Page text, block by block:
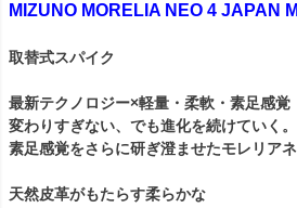
MIZUNO MORELIA NEO 4 JAPAN
取替式スパイク
最新テクノロジー×軽量・柔軟・素足感覚
変わりすぎない、でも進化を続けていく。
素足感覚をさらに研ぎ澄ませたモレリア
天然皮革がもたらす柔らかな